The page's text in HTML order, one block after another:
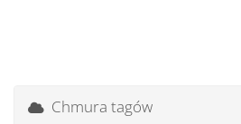
Chmura tagów